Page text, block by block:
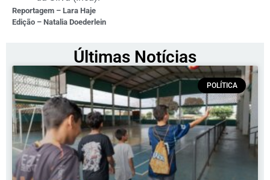
Reportagem – Lara Haje
Edição – Natalia Doederlein
Últimas Notícias
POLÍTICA